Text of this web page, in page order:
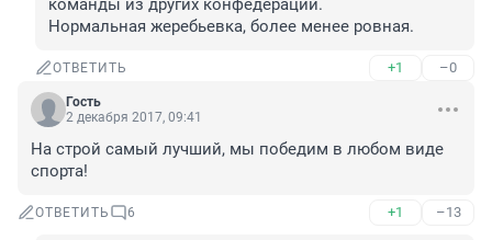
команды из других конфедераций.
Нормальная жеребьевка, более менее ровная.
ОТВЕТИТЬ +1 –0
Гость
2 декабря 2017, 09:41
На строй самый лучший, мы победим в любом виде
спорта!
ОТВЕТИТЬ 6 +1 –13